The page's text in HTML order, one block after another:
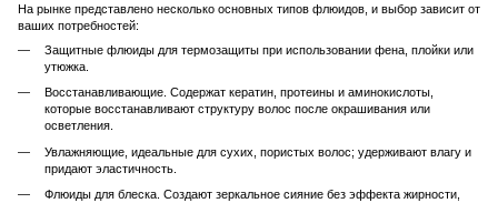
На рынке представлено несколько основных типов флюидов, и выбор зависит от
ваших потребностей:
Защитные флюиды для термозащиты при использовании фена, плойки или
утюжка.
Восстанавливающие. Содержат кератин, протеины и аминокислоты,
которые восстанавливают структуру волос после окрашивания или
осветления.
Увлажняющие, идеальные для сухих, пористых волос; удерживают влагу и
придают эластичность.
Флюиды для блеска. Создают зеркальное сияние без эффекта жирности,